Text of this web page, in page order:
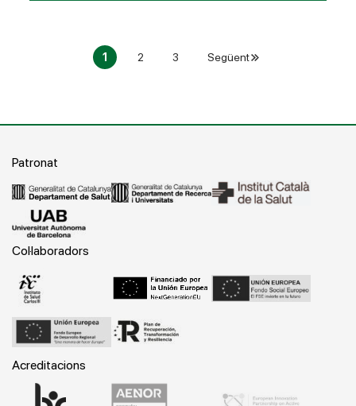
1 2 3 Següent
Patronat
Col·laboradors
Acreditacions